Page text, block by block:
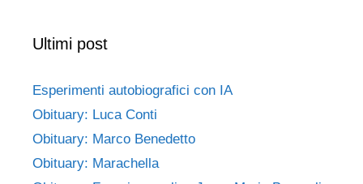
Ultimi post
Esperimenti autobiografici con IA
Obituary: Luca Conti
Obituary: Marco Benedetto
Obituary: Marachella